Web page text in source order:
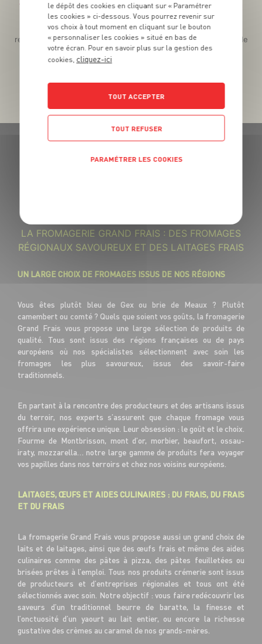
Téléchargez l’App pour profiter d’offres exclusives !
Des promos exclusives, des récompenses généreuses, des
recettes gourmandes, des jeux inédits... le tout dans une seule
app !
LA FROMAGERIE GRAND FRAIS : DES FROMAGES
RÉGIONAUX SAVOUREUX ET DES LAITAGES FRAIS
UN LARGE CHOIX DE FROMAGES ISSUS DE NOS RÉGIONS
Vous êtes plutôt bleu de Gex ou brie de Meaux ? Plutôt
camembert ou comté ? Quels que soient vos goûts, la fromagerie
Grand Frais vous propose une large sélection de produits de
qualité. Tous sont issus des régions françaises ou de pays
européens où nos spécialistes sélectionnent avec soin les
fromages les plus savoureux, issus des savoir-faire
traditionnels.
En partant à la rencontre des producteurs et des artisans issus
du terroir, nos experts s’assurent que chaque fromage vous
offrira une expérience unique. Leur obsession : le goût et le choix.
Fourme de Montbrisson, mont d’or, morbier, beaufort, ossau-
iraty, mozzarella… notre large gamme de produits fera voyager
vos papilles dans nos terroirs et chez nos voisins européens.
LAITAGES, ŒUFS ET AIDES CULINAIRES : DU FRAIS, DU FRAIS
ET DU FRAIS
La fromagerie Grand Frais vous propose aussi un grand choix de
laits et de laitages, ainsi que des œufs frais et même des aides
culinaires comme des pâtes à pizza, des pâtes feuilletées ou
brisées prêtes à l’emploi. Tous nos produits crémerie sont issus
de producteurs et d’entreprises régionales et tous ont été
sélectionnés avec soin. Notre objectif : vous faire redécouvrir les
saveurs d’un traditionnel beurre de baratte, la finesse et
l’onctuosité d’un yaourt au lait entier, ou encore la richesse
gustative des crèmes au caramel de nos grands-mères.
le dépôt des cookies en cliquant sur « Paramétrer
les cookies » ci-dessous. Vous pourrez revenir sur
vos choix à tout moment en cliquant sur le bouton
« personnaliser les cookies » situé en bas de
votre écran. Pour en savoir plus sur la gestion des
cookies, cliquez-ici
TOUT ACCEPTER
TOUT REFUSER
PARAMÉTRER LES COOKIES